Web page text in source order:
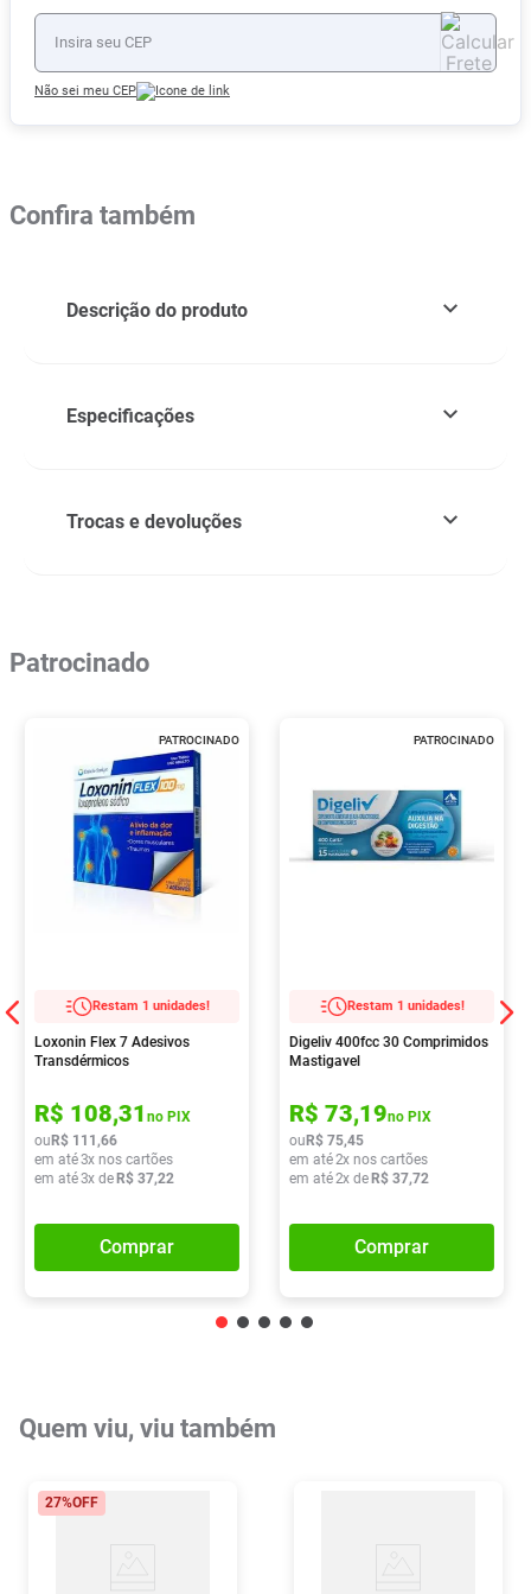
Não sei meu CEP
Confira também
Descrição do produto
Especificações
Trocas e devoluções
Patrocinado
PATROCINADO
Restam 1 unidades!
Loxonin Flex 7 Adesivos
Transdérmicos
R$ 108,31 no PIX
ou R$ 111 ,66
em até3x nos cartões
em até3x de R$ 37,22
Comprar
PATROCINADO
Restam 1 unidades!
Digeliv 400fcc 30 Comprimidos
Mastigavel
R$ 73,19no PIX
ou R$ 75,45
em até2x nos cartões
em até2x de R$ 37,72
Comprar
Quem viu, viu também
27%OFF